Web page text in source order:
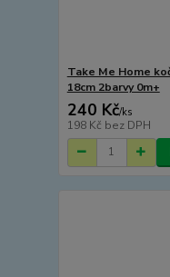
Take Me Home
18cm 2barvy 0m+
240 Kč/ks
198 Kč bez DPH